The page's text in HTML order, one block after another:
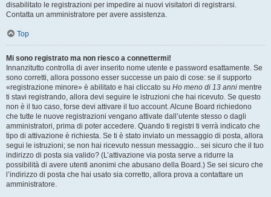
disabilitato le registrazioni per impedire ai nuovi visitatori di registrarsi.
Contatta un amministratore per avere assistenza.
Top
Mi sono registrato ma non riesco a connettermi!
Innanzitutto controlla di aver inserito nome utente e password esattamente. Se
sono corretti, allora possono esser successe un paio di cose: se il supporto
«registrazione minore» è abilitato e hai cliccato su Ho meno di 13 anni mentre
ti stavi registrando, allora devi seguire le istruzioni che hai ricevuto. Se questo
non è il tuo caso, forse devi attivare il tuo account. Alcune Board richiedono
che tutte le nuove registrazioni vengano attivate dall’utente stesso o dagli
amministratori, prima di poter accedere. Quando ti registri ti verrà indicato che
tipo di attivazione è richiesta. Se ti è stato inviato un messaggio di posta, allora
segui le istruzioni; se non hai ricevuto nessun messaggio... sei sicuro che il tuo
indirizzo di posta sia valido? (L’attivazione via posta serve a ridurre la
possibilità di avere utenti anonimi che abusano della Board.) Se sei sicuro che
l’indirizzo di posta che hai usato sia corretto, allora prova a contattare un
amministratore.